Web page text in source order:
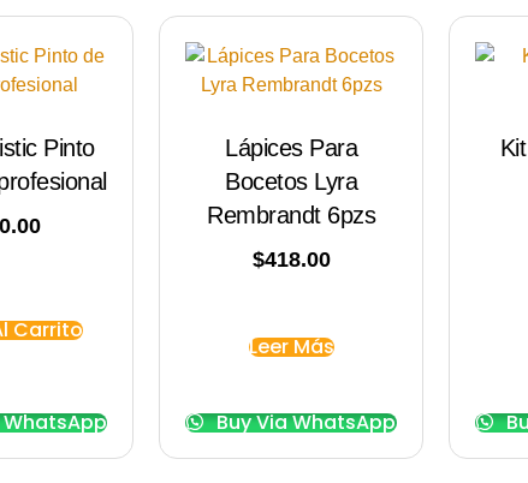
Pinto
Carrito
Lápices Para
Bocetos Lyra
Rembrandt 6pzs
$418.00
Leer Más
Buy Via WhatsApp